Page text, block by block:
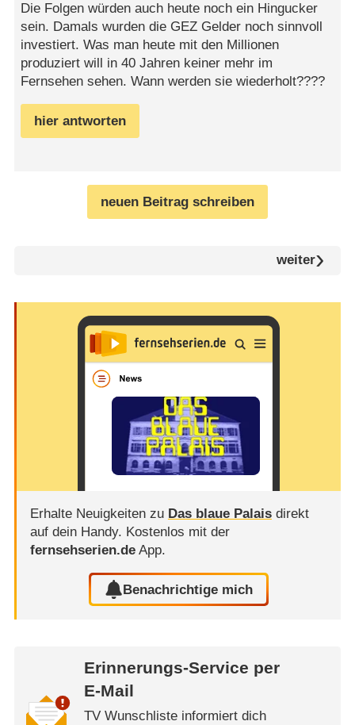
Die Folgen würden auch heute noch ein Hingucker
sein. Damals wurden die GEZ Gelder noch sinnvoll
investiert. Was man heute mit den Millionen
produziert will in 40 Jahren keiner mehr im
Fernsehen sehen. Wann werden sie wiederholt????
hier antworten
neuen Beitrag schreiben
weiter
Erhalte Neuigkeiten zu Das blaue Palaisdirekt
auf dein Handy. Kostenlos mit der
fernsehserien.deApp.
Benachrichtige mich
Erinnerungs-Service per
E-Mail
TV Wunschliste informiert dich